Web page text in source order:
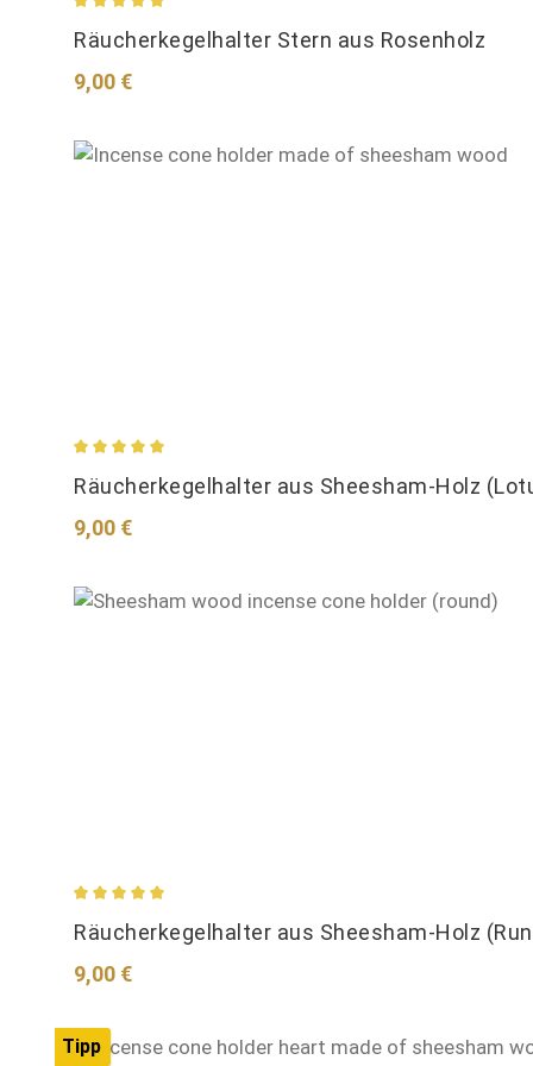
Durchschnittliche Bewertung von 5 von 5 Sternen
Räucherkegelhalter Stern aus Rosenholz
Regulärer Preis:
9,00 €
Durchschnittliche Bewertung von 5 von 5 Sternen
Räucherkegelhalter aus Sheesham-Holz
Regulärer Preis:
9,00 €
Durchschnittliche Bewertung von 5 von 5 Sternen
Räucherkegelhalter aus Sheesham-Holz
Regulärer Preis:
9,00 €
Tipp